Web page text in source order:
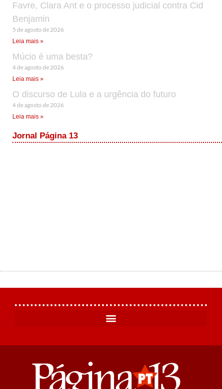
Favre, Clara Ant e o processo judicial contra Cid
Benjamin
5 de agosto de 2026
Leia mais »
Múcio é uma besta?
4 de agosto de 2026
Leia mais »
O discurso de Lula e a urgência do futuro
4 de agosto de 2026
Leia mais »
Jornal Página 13